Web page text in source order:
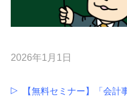
2026年1月1日
【無料セミナー】「会計